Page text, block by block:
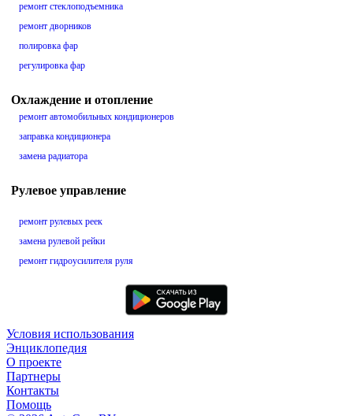
ремонт стеклоподъемника
ремонт дворников
полировка фар
регулировка фар
Охлаждение и отопление
ремонт автомобильных кондиционеров
заправка кондиционера
замена радиатора
Рулевое управление
ремонт рулевых реек
замена рулевой рейки
ремонт гидроусилителя руля
Условия использования
Энциклопедия
О проекте
Партнеры
Контакты
Помощь